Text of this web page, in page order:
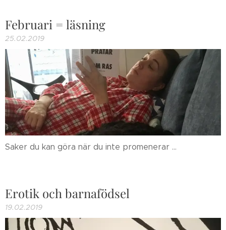
Februari = läsning
25.02.2019
Saker du kan göra när du inte promenerar ...
Erotik och barnafödsel
19.02.2019